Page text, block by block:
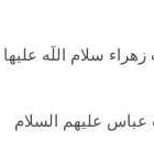
سلام اللَه علیها
علیهم السلام